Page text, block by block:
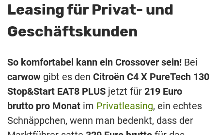
Leasing für Privat- und
Geschäftskunden
So komfortabel kann ein Crossover sein! Bei
carwow gibt es den Citroën C4 X PureTech 130
Stop&Start EAT8 PLUS jetzt für 219 Euro
brutto pro Monat im Privatleasing, ein echtes
Schnäppchen, wenn man bedenkt, dass der